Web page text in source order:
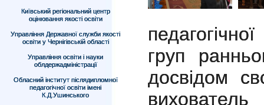
Київський регіональний центр
оцінювання якості освіти
Управління Державної служби якості
освіти у Чернігівській області
Управління освіти і науки
облдержадміністрації
Обласний інститут післядипломної
педагогічної освіти імені
К.Д.Ушинського
груп
досвідом
вихователь